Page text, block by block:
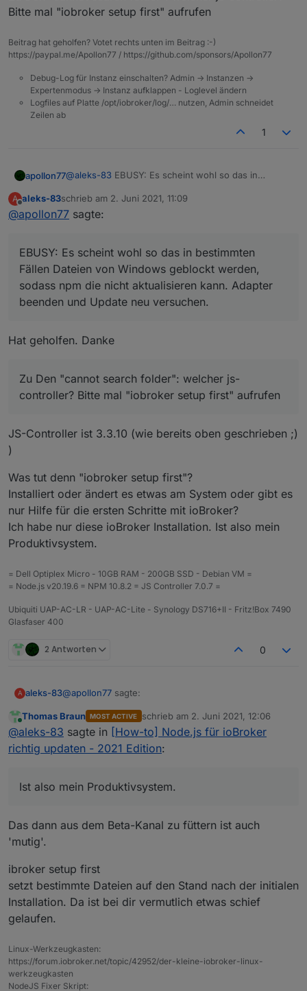
Und wenn Alexa2.0 startet, findet der Adapter einen
Bitte mal "iobroker setup first" aufrufen
Beitrag hat geholfen? Votet rechts unten im Beitrag :-)
https://paypal.me/Apollon77 / https://github.com/sponsors/Apollon77
Debug-Log für Instanz einschalten? Admin -> Instanzen ->
Expertenmodus -> Instanz aufklappen - Loglevel ändern
Logfiles auf Platte /opt/iobroker/log/… nutzen, Admin schneidet
Zeilen ab
1
apollon77@aleks-83 EBUSY: Es scheint wohl so das in
werden, sodass npm die nicht aktualisieren kann.
Adapter beenden und Update neu versuchen - hat
Zu Den "cannot search folder": welcher js-
controller? Bitte mal "iobroker setup first" aufrufen
A
Offline
aleks-83schrieb am 2. Juni 2021, 11:09
zuletzt editiert von
@apollon77 sagte:
EBUSY: Es scheint wohl so das in bestimmten
Fällen Dateien von Windows geblockt werden,
sodass npm die nicht aktualisieren kann. Adapter
beenden und Update neu versuchen.
Hat geholfen. Danke
Zu Den "cannot search folder": welcher js-
controller? Bitte mal "iobroker setup first" aufrufen
JS-Controller ist 3.3.10 (wie bereits oben geschrieben ;)
)
Was tut denn "iobroker setup first"?
Installiert oder ändert es etwas am System oder gibt es
nur Hilfe für die ersten Schritte mit ioBroker?
Ich habe nur diese ioBroker Installation. Ist also mein
Produktivsystem.
= Dell Optiplex Micro - 10GB RAM - 200GB SSD - Debian VM =
= Node.js v20.19.6 = NPM 10.8.2 = JS Controller 7.0.7 =
Ubiquiti UAP-AC-LR - UAP-AC-Lite - Synology DS716+II - Fritz!Box 7490
Glasfaser 400
2 Antworten 0
A aleks-83@apollon77 sagte:
EBUSY: Es scheint wohl so das in bestimmten
Fällen Dateien von Windows geblockt werden,
sodass npm die nicht aktualisieren kann.
Hat geholfen. Danke
Zu Den "cannot search folder": welcher js-
geschrieben ;) )
es nur Hilfe für die ersten Schritte mit ioBroker?
Ich habe nur diese ioBroker Installation. Ist also mein
Online
Thomas Braun MOST ACTIVE schrieb am 2. Juni 2021, 12:06
zuletzt editiert von
@aleks-83 sagte in [How-to] Node.js für ioBroker
richtig updaten - 2021 Edition:
Ist also mein Produktivsystem.
Das dann aus dem Beta-Kanal zu füttern ist auch
'mutig'.
ibroker setup first
setzt bestimmte Dateien auf den Stand nach der initialen
Installation. Da ist bei dir vermutlich etwas schief
gelaufen.
Linux-Werkzeugkasten:
https://forum.iobroker.net/topic/42952/der-kleine-iobroker-linux-
werkzeugkasten
NodeJS Fixer Skript: